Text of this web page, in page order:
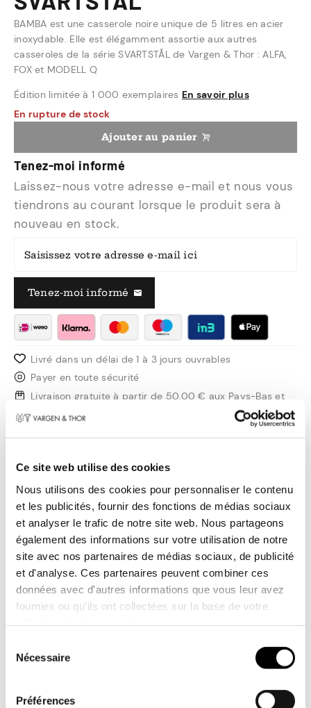
Ce site web utilise des cookies
Nous utilisons des cookies pour personnaliser le contenu
et les publicités, fournir des fonctions de médias sociaux
et analyser le trafic de notre site web. Nous partageons
également des informations sur votre utilisation de notre
site avec nos partenaires de médias sociaux, de publicité
et d'analyse. Ces partenaires peuvent combiner ces
données avec d'autres informations que vous leur avez
fournies ou qu'ils ont collectées sur la base de votre
Nécessaire
Préférences
BAMBA est une casserole noire unique de 5 litres en acier
inoxydable. Elle est élégamment assortie aux autres
casseroles de la série SVARTSTÅL de Vargen & Thor : ALFA,
FOX et MODELL Q
Édition limitée à 1 000 exemplaires En savoir plus
En rupture de stock
Ajouter au panier
Tenez-moi informé
Laissez-nous votre adresse e-mail et nous vous
tiendrons au courant lorsque le produit sera à
nouveau en stock.
Saisissez votre adresse e-mail ici
Tenez-moi informé
Livré dans un délai de 1 à 3 jours ouvrables
Payer en toute sécurité
Livraison gratuite à partir de 50,00 € aux Pays-Bas et
en Belgique
Informations sur le
produit
BAMBA, la casserole en acier noir de 5,5 litres de
la série SVARTSTÅL, offre une expérience de
cuisson puissante avec des détails noirs, des
poignées résistantes à la chaleur et des
éléments de design caractéristiques de Vargen
Une véritable centrale construite à partir de
cinq couches d'acier italien de première qualité
performances de chauffage et de distribution